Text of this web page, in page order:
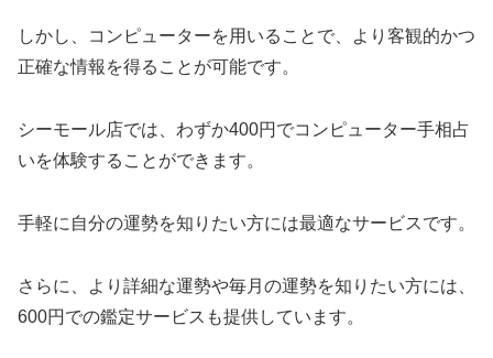
しかし、コンピューターを用いることで、より客観的かつ
正確な情報を得ることが可能です。
シーモール店では、わずか400円でコンピューター手相占
いを体験することができます。
手軽に自分の運勢を知りたい方には最適なサービスです。
さらに、より詳細な運勢や毎月の運勢を知りたい方には、
600円での鑑定サービスも提供しています。